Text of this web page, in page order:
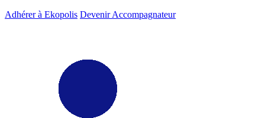
Adhérer à Ekopolis Devenir Accompagnateur